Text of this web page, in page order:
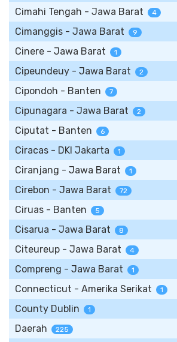
Cimahi Tengah - Jawa Barat 4
Cimanggis - Jawa Barat 9
Cinere - Jawa Barat 1
Cipeundeuy - Jawa Barat 2
Cipondoh - Banten 7
Cipunagara - Jawa Barat 2
Ciputat - Banten 6
Ciracas - DKI Jakarta 1
Ciranjang - Jawa Barat 1
Cirebon - Jawa Barat 72
Ciruas - Banten 5
Cisarua - Jawa Barat 8
Citeureup - Jawa Barat 4
Compreng - Jawa Barat 1
Connecticut - Amerika Serikat 1
County Dublin 1
Daerah 225